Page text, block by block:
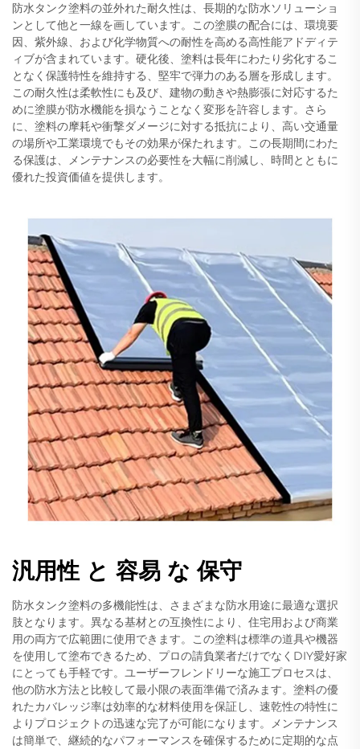
防水タンク塗料の並外れた耐久性は、長期的な防水ソリューショ
ンとして他と一線を画しています。この塗膜の配合には、環境要
因、紫外線、および化学物質への耐性を高める高性能アドディテ
ィブが含まれています。硬化後、塗料は長年にわたり劣化するこ
となく保護特性を維持する、堅牢で弾力のある層を形成します。
この耐久性は柔軟性にも及び、建物の動きや熱膨張に対応するた
めに塗膜が防水機能を損なうことなく変形を許容します。さら
に、塗料の摩耗や衝撃ダメージに対する抵抗により、高い交通量
の場所や工業環境でもその効果が保たれます。この長期間にわた
る保護は、メンテナンスの必要性を大幅に削減し、時間とともに
優れた投資価値を提供します。
汎用性 と 容易 な 保守
防水タンク塗料の多機能性は、さまざまな防水用途に最適な選択
肢となります。異なる基材との互換性により、住宅用および商業
用の両方で広範囲に使用できます。この塗料は標準の道具や機器
を使用して塗布できるため、プロの請負業者だけでなくDIY愛好家
にとっても手軽です。ユーザーフレンドリーな施工プロセスは、
他の防水方法と比較して最小限の表面準備で済みます。塗料の優
れたカバレッジ率は効率的な材料使用を保証し、速乾性の特性に
よりプロジェクトの迅速な完了が可能になります。メンテナンス
は簡単で、継続的なパフォーマンスを確保するために定期的な点